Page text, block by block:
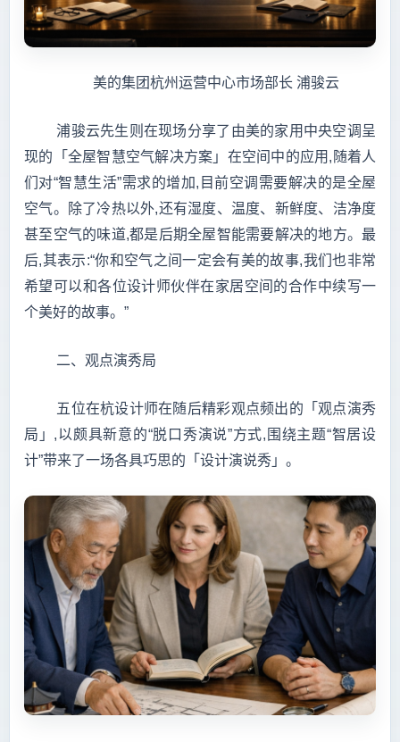
美的集团杭州运营中心市场部长 浦骏云
浦骏云先生则在现场分享了由美的家用中央空调呈
现的「全屋智慧空气解决方案」在空间中的应用,随着人
们对“智慧生活”需求的增加,目前空调需要解决的是全屋
空气。除了冷热以外,还有湿度、温度、新鲜度、洁净度
甚至空气的味道,都是后期全屋智能需要解决的地方。最
后,其表示:“你和空气之间一定会有美的故事,我们也非常
希望可以和各位设计师伙伴在家居空间的合作中续写一
个美好的故事。”
二、观点演秀局
五位在杭设计师在随后精彩观点频出的「观点演秀
局」,以颇具新意的“脱口秀演说”方式,围绕主题“智居设
计”带来了一场各具巧思的「设计演说秀」。